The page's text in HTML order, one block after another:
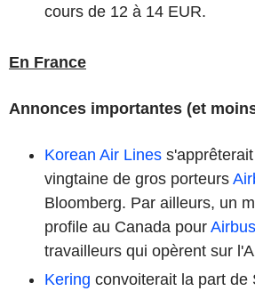
cours de 12 à 14 EUR.
En France
Annonces importantes (et
Korean Air Lines
vingtaine de gros porteurs
Bloomberg. Par ailleurs, un
profile au Canada pour Airbus
travailleurs qui opèrent sur
Kering convoiterait la part de